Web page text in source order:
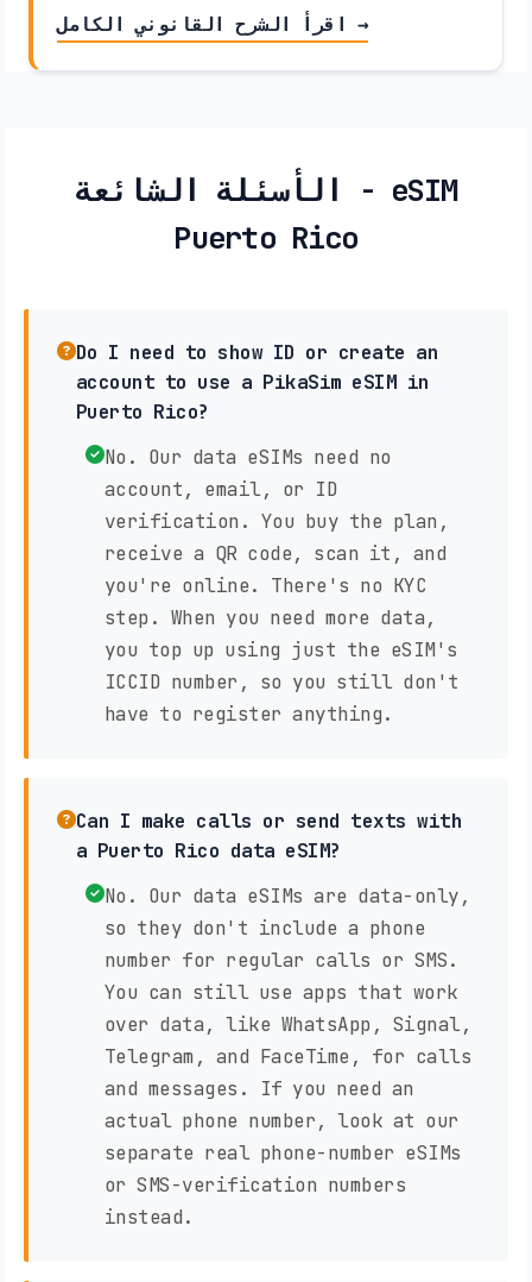
اقرأ الشرح القانوني الكامل →
الأسئلة الشائعة - eSIM
Puerto Rico
Do I need to show ID or create an
account to use a PikaSim eSIM in
Puerto Rico?
No. Our data eSIMs need no
account, email, or ID
verification. You buy the plan,
receive a QR code, scan it, and
you're online. There's no KYC
step. When you need more data,
you top up using just the eSIM's
ICCID number, so you still don't
have to register anything.
Can I make calls or send texts with
a Puerto Rico data eSIM?
No. Our data eSIMs are data-only,
so they don't include a phone
number for regular calls or SMS.
You can still use apps that work
over data, like WhatsApp, Signal,
Telegram, and FaceTime, for calls
and messages. If you need an
actual phone number, look at our
separate real phone-number eSIMs
or SMS-verification numbers
instead.